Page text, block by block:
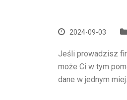
2024-09-03
Jeśli prowadzisz
może Ci w tym
dane w jednym